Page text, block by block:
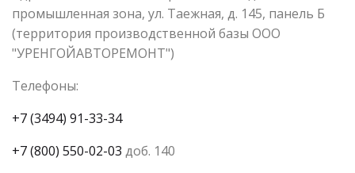
промышленная зона, ул. Таежная, д. 145, панель Б
(территория производственной базы ООО
"УРЕНГОЙАВТОРЕМОНТ")
Телефоны:
+7 (3494) 91-33-34
+7 (800) 550-02-03 доб. 140